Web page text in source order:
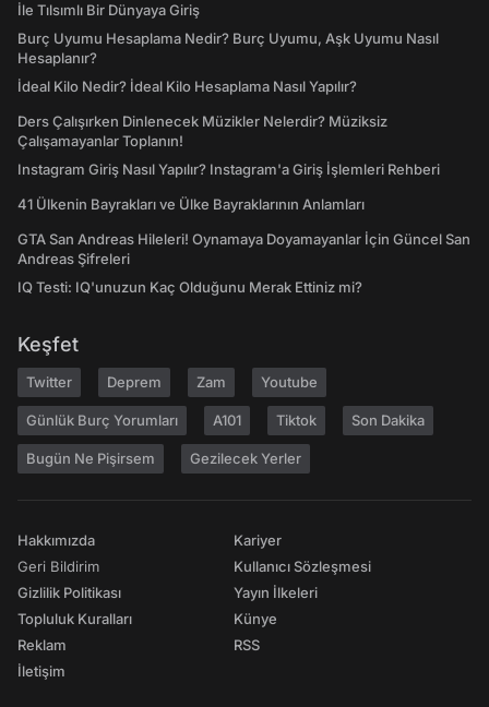
İle Tılsımlı Bir Dünyaya Giriş
Burç Uyumu Hesaplama Nedir? Burç Uyumu, Aşk Uyumu Nasıl
Hesaplanır?
İdeal Kilo Nedir? İdeal Kilo Hesaplama Nasıl Yapılır?
Ders Çalışırken Dinlenecek Müzikler Nelerdir? Müziksiz
Çalışamayanlar Toplanın!
Instagram Giriş Nasıl Yapılır? Instagram'a Giriş İşlemleri Rehberi
41 Ülkenin Bayrakları ve Ülke Bayraklarının Anlamları
GTA San Andreas Hileleri! Oynamaya Doyamayanlar İçin Güncel San
Andreas Şifreleri
IQ Testi: IQ'unuzun Kaç Olduğunu Merak Ettiniz mi?
Keşfet
Twitter Deprem Zam Youtube
Günlük Burç Yorumları A101 Tiktok Son Dakika
Bugün Ne Pişirsem Gezilecek Yerler
Hakkımızda
Geri Bildirim
Gizlilik Politikası
Topluluk Kuralları
Reklam
İletişim
Kariyer
Kullanıcı Sözleşmesi
Yayın İlkeleri
Künye
RSS